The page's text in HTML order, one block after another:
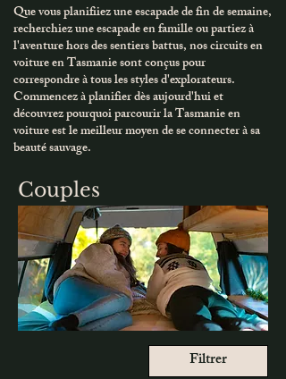
Que vous planifiiez une escapade de fin de semaine,
recherchiez une escapade en famille ou partiez à
l'aventure hors des sentiers battus, nos circuits en
voiture en Tasmanie sont conçus pour
correspondre à tous les styles d'explorateurs.
Commencez à planifier dès aujourd'hui et
découvrez pourquoi parcourir la Tasmanie en
voiture est le meilleur moyen de se connecter à sa
beauté sauvage.
Couples
Filtrer